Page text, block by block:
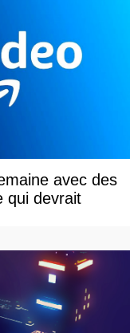
avec des
qui devrait